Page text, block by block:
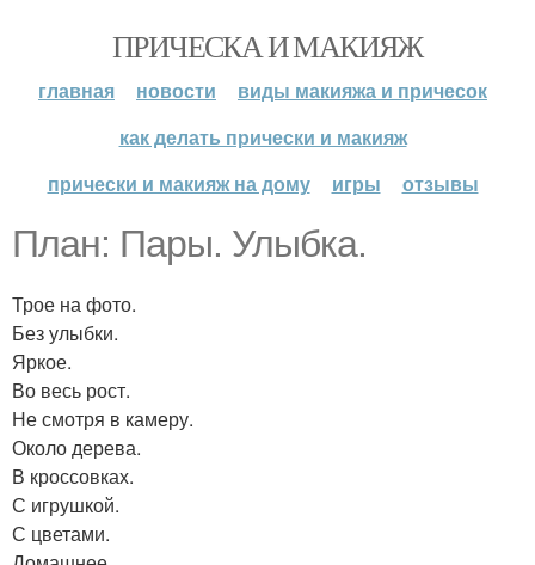
ПРИЧЕСКА И МАКИЯЖ
главная новости
виды макияжа и причесок
как делать прически и макияж
прически и макияж на дому
игры отзывы
План: Пары. Улыбка.
Трое на фото.
Без улыбки.
Яркое.
Во весь рост.
Не смотря в камеру.
Около дерева.
В кроссовках.
С игрушкой.
С цветами.